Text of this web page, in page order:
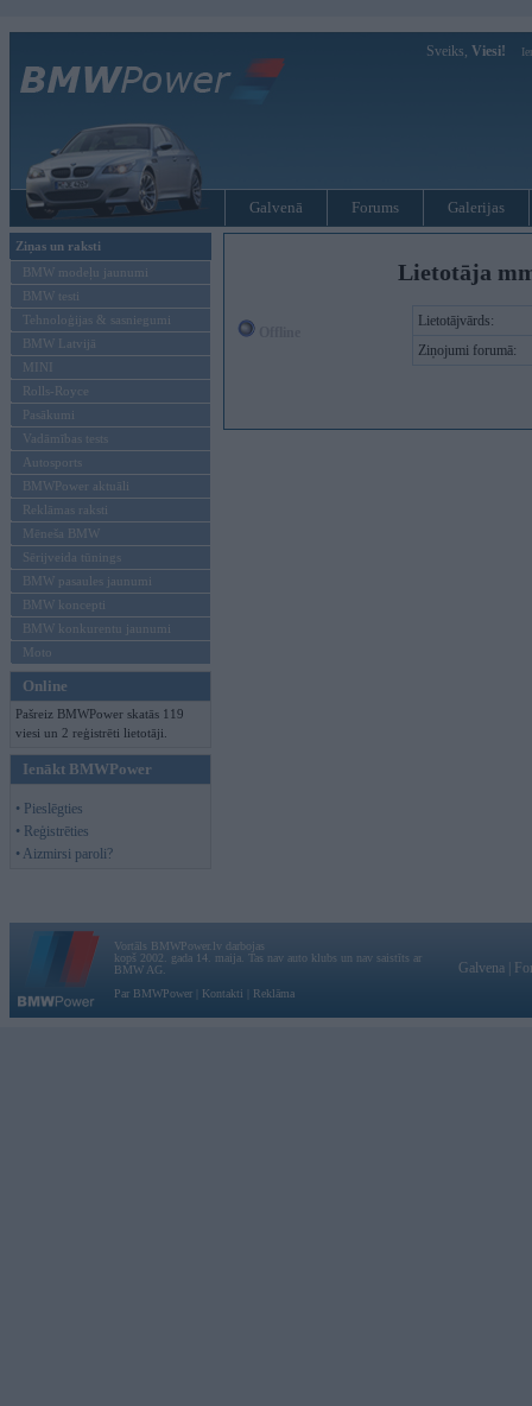
Sveiks, Viesi!
Galvenā Forums Galerijas
Ziņas un raksti
BMW modeļu jaunumi
BMW testi
Tehnoloģijas & sasniegumi
BMW Latvijā
MINI
Rolls-Royce
Pasākumi
Vadāmības tests
Autosports
BMWPower aktuāli
Reklāmas raksti
Mēneša BMW
Sērijveida tūnings
BMW pasaules jaunumi
BMW koncepti
BMW konkurentu jaunumi
Moto
Online
Pašreiz BMWPower skatās 119
viesi un 2 reģistrēti lietotāji.
Ienākt BMWPower
• Pieslēgties
• Reģistrēties
• Aizmirsi paroli?
Lietotāja
Lietotājvārds:
Ziņojumi forumā:
Vortāls BMWPower.lv darbojas
kopš 2002. gada 14. maija. Tas nav auto klubs un nav saistīts ar
BMW AG.
Par BMWPower
Kontakti Reklāma
Galvena